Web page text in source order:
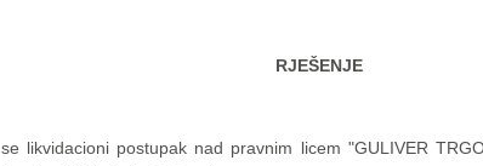
RJEŠENJE
likvidacioni postupak nad pravnim licem "GULIVER